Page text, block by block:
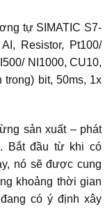
tự SIMATIC S7-
Resistor, Pt100/
NI1000, CU10,
trong) bit, 50ms, 1x
sản xuất – phát
. Bắt đầu từ khi có
nó sẽ được cung
khoảng thời gian
có ý định xây